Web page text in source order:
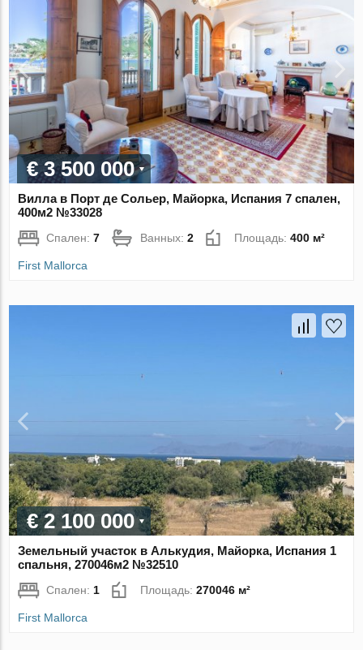
€ 3 500 000
Вилла в Порт де Сольер, Майорка, Испания 7 спален,
400м2 №33028
Спален:7 Ванных:2 Площадь:400 м²
First Mallorca
€ 2 100 000
Земельный участок в Алькудия, Майорка, Испания 1
спальня, 270046м2 №32510
Спален: 1 Площадь:270046 м²
First Mallorca